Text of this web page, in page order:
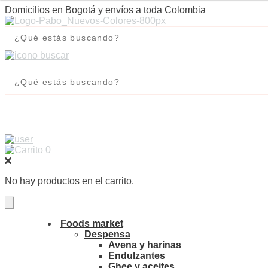
Domicilios en Bogotá y envíos a toda Colombia
0
No hay productos en el carrito.
Foods market
Despensa
Avena y harinas
Endulzantes